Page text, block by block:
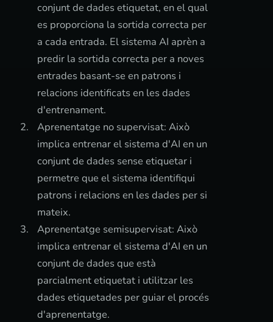
conjunt de dades etiquetat, en el qual
es proporciona la sortida correcta per
a cada entrada. El sistema AI aprèn a
predir la sortida correcta per a noves
entrades basant-se en patrons i
relacions identificats en les dades
d'entrenament.
Aprenentatge no supervisat: Això
implica entrenar el sistema d'AI en un
conjunt de dades sense etiquetar i
permetre que el sistema identifiqui
patrons i relacions en les dades per si
mateix.
Aprenentatge semisupervisat: Això
implica entrenar el sistema d'AI en un
conjunt de dades que està
parcialment etiquetat i utilitzar les
dades etiquetades per guiar el procés
d'aprenentatge.